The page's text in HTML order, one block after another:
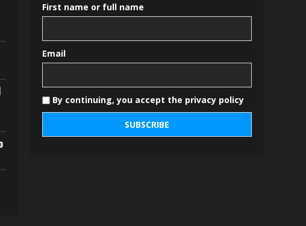
First name or full name
Email
By continuing, you accept the privacy policy